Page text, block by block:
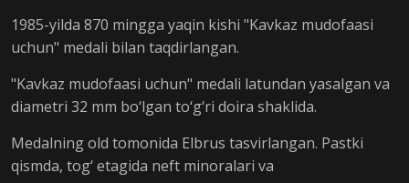
1985-yilda 870 mingga yaqin kishi "Kavkaz mudofaasi
uchun" medali bilan taqdirlangan.
"Kavkaz mudofaasi uchun" medali latundan yasalgan va
diametri 32 mm bo‘lgan to‘g‘ri doira shaklida.
Medalning old tomonida Elbrus tasvirlangan. Pastki
qismda, tog‘ etagida neft minoralari va